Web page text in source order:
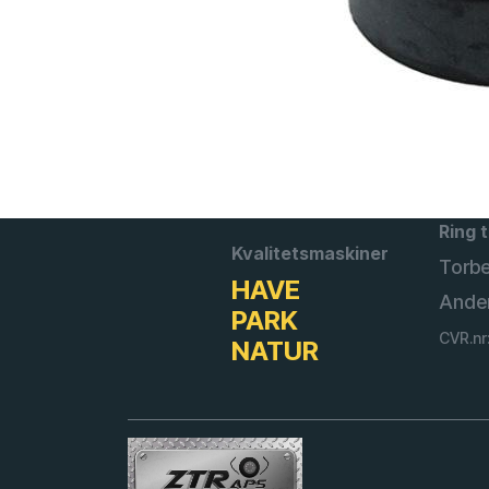
Kvalitetsmaskiner
HAVE
PARK
NATUR
Ring